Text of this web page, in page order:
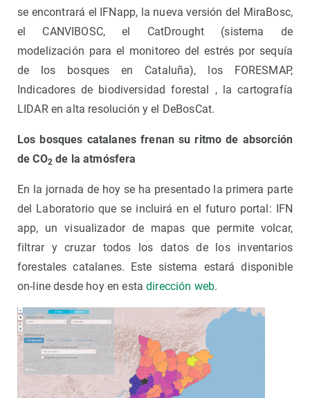
se encontrará el IFNapp, la nueva versión del MiraBosc,
el CANVIBOSC, el CatDrought (sistema de
modelización para el monitoreo del estrés por sequía
de los bosques en Cataluña), los FORESMAP,
Indicadores de biodiversidad forestal , la cartografía
LIDAR en alta resolución y el DeBosCat.
Los bosques catalanes frenan su ritmo de absorción
de CO2 de la atmósfera
En la jornada de hoy se ha presentado la primera parte
del Laboratorio que se incluirá en el futuro portal: IFN
app, un visualizador de mapas que permite volcar,
filtrar y cruzar todos los datos de los inventarios
forestales catalanes. Este sistema estará disponible
on-line desde hoy en esta dirección web.